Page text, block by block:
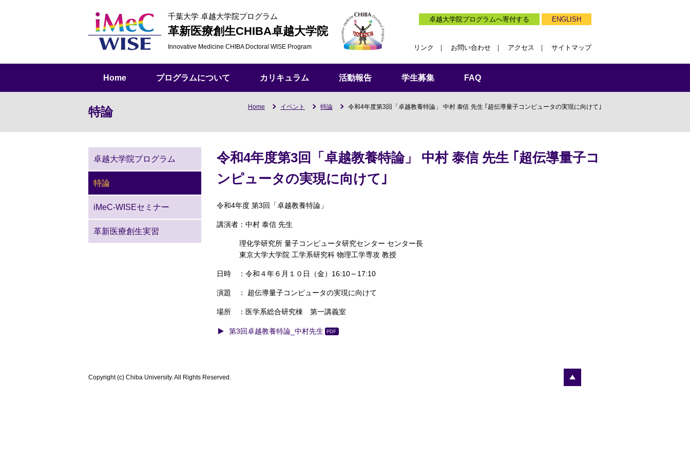
千葉大学 卓越大学院プログラム
革新医療創生CHIBA卓越大学院
Innovative Medicine CHIBA Doctoral WISE Program
卓越大学院プログラムへ寄付する ENGLISH
リンク お問い合わせ アクセス サイトマップ
Home プログラムについて カリキュラム 活動報告 学生募集 FAQ
特論 Home イベント 特論 令和4年度第3回「卓越教養特論」 中村 泰信 先生 ｢超伝導量子コンピュータの実現に向けて｣
令和4年度第3回「卓越教養特論」 中村 泰信 先生 ｢超伝導量子コ
ンピュータの実現に向けて｣
令和4年度 第3回「卓越教養特論」
講演者：中村 泰信 先生
理化学研究所 量子コンピュータ研究センター センター長
東京大学大学院 工学系研究科 物理工学専攻 教授
日時 ：令和４年６月１０日（金）16:10～17:10
演題 ： 超伝導量子コンピュータの実現に向けて
場所 ：医学系総合研究棟 第一講義室
第3回卓越教養特論_中村先生
卓越大学院プログラム
特論
iMeC-WISEセミナー
革新医療創生実習
Copyright (c) Chiba University. All Rights Reserved.